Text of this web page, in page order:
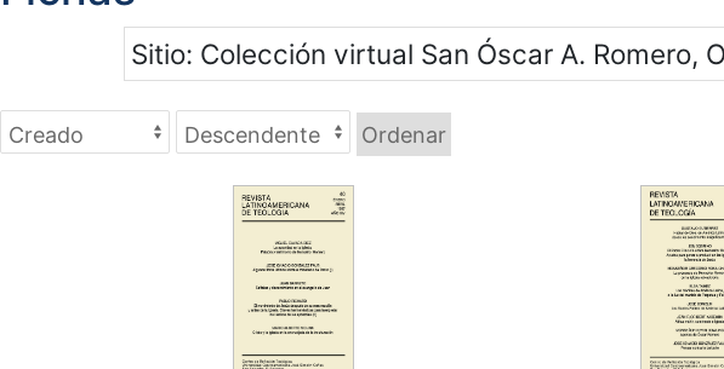
Sitio Colección virtual San Óscar A. Romero,
Ordenar